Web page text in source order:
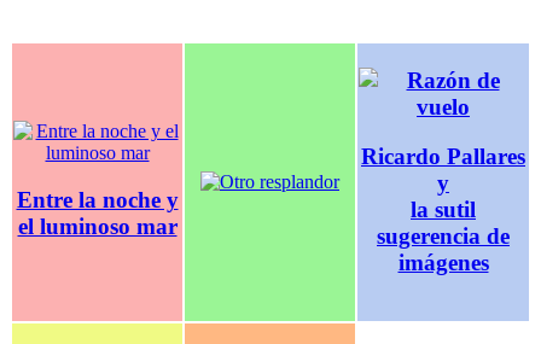
Entre la noche y
el luminoso mar
Ricardo Pallares
y
la sutil
sugerencia de
imágenes